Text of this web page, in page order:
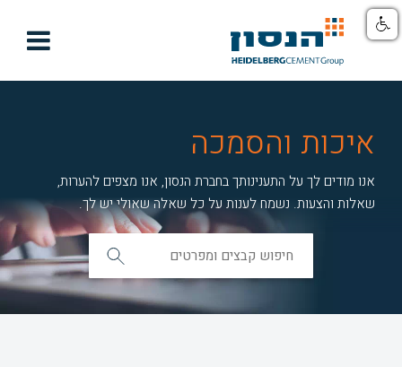

איכות והסמכה
אנו מודים לך על התענינותך בחברת הנסון, אנו מצפים להערות,
שאלות והצעות. נשמח לענות על כל שאלה שאולי יש לך.